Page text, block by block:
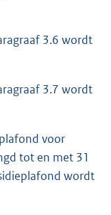
3.6 wordt
3.7 wordt
voor
tot en met 31
wordt